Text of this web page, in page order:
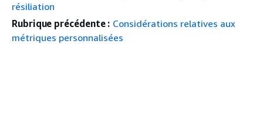
résiliation
Rubrique précédente : Considérations relatives aux
métriques personnalisées